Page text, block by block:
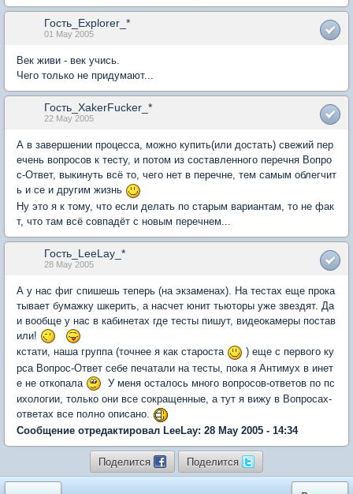
Гость_Explorer_*
01 May 2005
Век живи - век учись.
Чего только не придумают...
Гость_XakerFucker_*
22 May 2005
А в завершении процесса, можно купить(или достать) свежий пер
ечень вопросов к тесту, и потом из составленного перечня Вопро
с-Ответ, выкинуть всё то, чего нет в перечне, тем самым облегчит
ь и се и другим жизнь
Ну это я к тому, что если делать по старым вариантам, то не фак
т, что там всё совпадёт с новым перечнем...
Гость_LeeLay_*
28 May 2005
А у нас фиг спишешь теперь (на экзаменах). На тестах еще прока
тывает бумажку шкерить, а насчет юнит тьюторы уже звездят. Да
и вообще у нас в кабинетах где тесты пишут, видеокамеры постав
или!
кстати, наша группа (точнее я как староста
) еще с первого ку
рса Вопрос-Ответ себе печатали на тесты, пока я Антимух в инет
е не откопала
У меня осталось много вопросов-ответов по пс
ихологии, только они все сокращенные, а тут я вижу в Вопросах-
ответах все полно описано.
Сообщение отредактировал LeeLay: 28 May 2005 - 14:34
Поделится Поделится